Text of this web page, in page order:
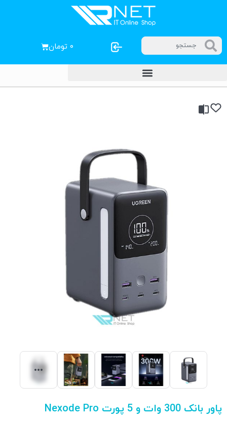
۰ تومان
پاور بانک 300 وات و 5 پورت Nexode Pro